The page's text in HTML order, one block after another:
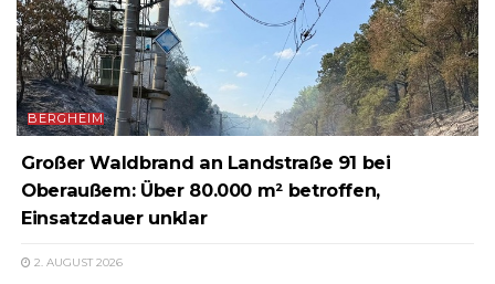
BERGHEIM
Großer Waldbrand an Landstraße 91 bei
Oberaußem: Über 80.000 m² betroffen,
Einsatzdauer unklar
2. AUGUST 2026